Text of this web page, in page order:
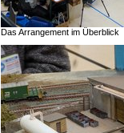
Das Arrangement im Überblick